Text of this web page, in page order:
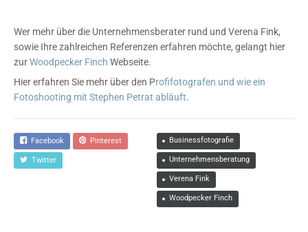
Wer mehr über die Unternehmensberater rund und Verena Fink,
sowie Ihre zahlreichen Referenzen erfahren möchte, gelangt hier
zurWoodpecker Finch Webseite.
Hier erfahren Sie mehr über den Profifotografen und wie ein
Fotoshooting mit Stephen Petrat abläuft.
Facebook Pinterest
Twitter
Businessfotografie
Unternehmensberatung
Verena Fink
Woodpecker Finch